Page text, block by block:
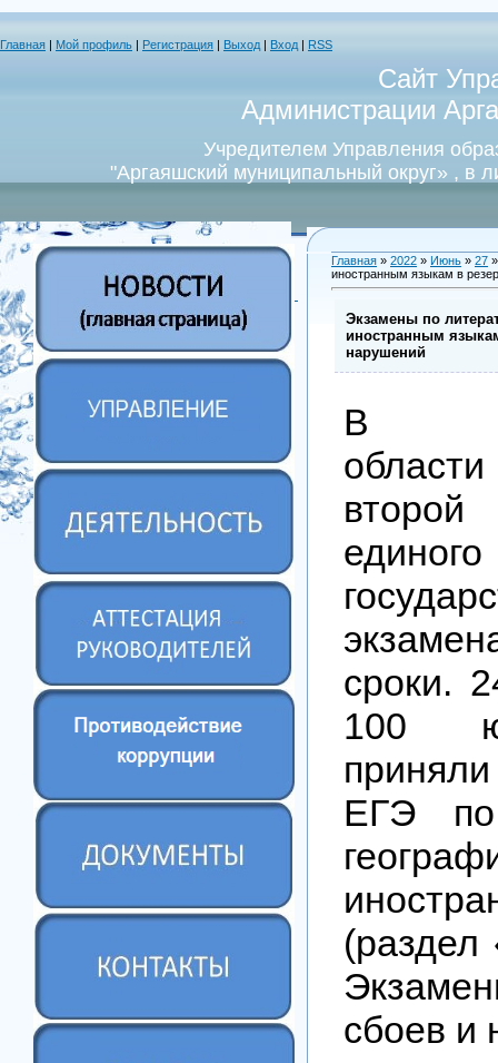
Главная Мой профиль Регистрация Выход Вход RSS
Сайт
Администрации
Учредителем Управления
"Аргаяшский муниципальный округ» , в
Главная » 2022 » Июнь » 27
иностранным языкам в
Экзамены по
иностранным
нарушений
В
единого
сроки.
100
ЕГЭ по
(раздел
сбоев и